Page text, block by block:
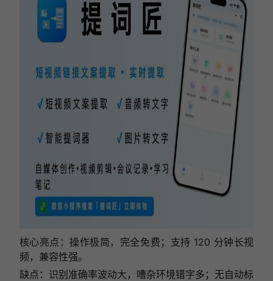
核心亮点：操作极简，完全免费；支持 120 分钟长视
频，兼容性强。
缺点：识别准确率波动大，嘈杂环境错字多；无自动标